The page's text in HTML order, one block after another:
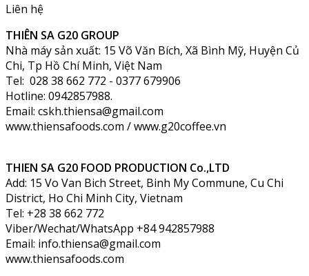
Liên hệ
THIÊN SA G20 GROUP
Nhà máy sản xuất: 15 Võ Văn Bích, Xã Bình Mỹ, Huyện Củ
Chi, Tp Hồ Chí Minh, Việt Nam
Tel: 028 38 662 772 - 0377 679906
Hotline: 0942857988.
Email: cskh.thiensa@gmail.com
www.thiensafoods.com / www.g20coffee.vn
THIEN SA G20 FOOD PRODUCTION Co.,LTD
Add: 15 Vo Van Bich Street, Binh My Commune, Cu Chi
District, Ho Chi Minh City, Vietnam
Tel: +28 38 662 772
Viber/Wechat/WhatsApp +84 942857988
Email: info.thiensa@gmail.com
www.thiensafoods.com